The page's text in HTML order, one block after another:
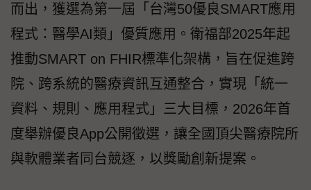
而出，獲選為第一屆「台灣50優良SMART應用
程式：醫學AI類」優質應用。衛福部2025年起
推動SMART on FHIR標準化架構，旨在促進跨
院、跨系統的醫療資訊互通整合，實現「統一
資料、規則、應用程式」三大目標，2026年首
度舉辦優良App公開徵選，讓全國頂尖醫療院所
與軟體業者同台競逐，以獎勵創新提案。